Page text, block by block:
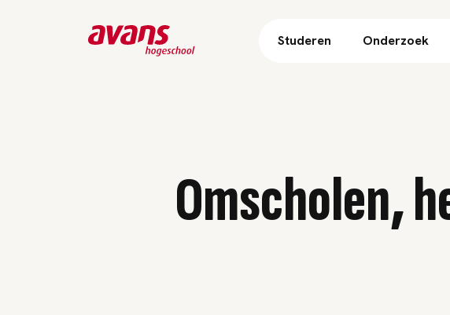
Studeren Onderzoek
Omscholen,